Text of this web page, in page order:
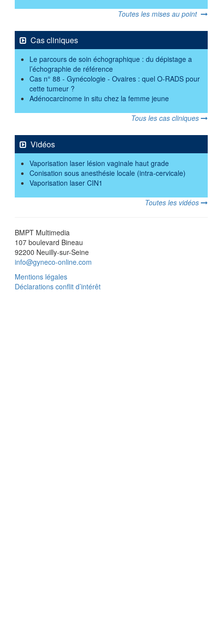
Toutes les mises au point
Cas cliniques
Le parcours de soin échographique : du dépistage a
l’échographie de référence
Cas n° 88 - Gynécologie - Ovaires : quel O-RADS pour
cette tumeur ?
Adénocarcinome in situ chez la femme jeune
Tous les cas cliniques
Vidéos
Vaporisation laser lésion vaginale haut grade
Conisation sous anesthésie locale (intra-cervicale)
Vaporisation laser CIN1
Toutes les vidéos
BMPT Multimedia
107 boulevard Bineau
92200 Neuilly-sur-Seine
info@gyneco-online.com
Mentions légales
Déclarations conflit d’intérêt